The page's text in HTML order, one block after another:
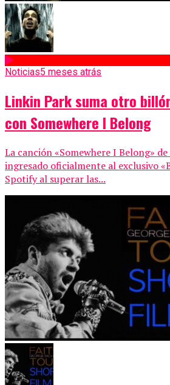
Noticias5 meses atrás
Linkin Park suma otro
con Somewhere I Belong
La canción «Somewhere I Belong»
ingresado oficialmente al exclusivo
Spotify al superar las...